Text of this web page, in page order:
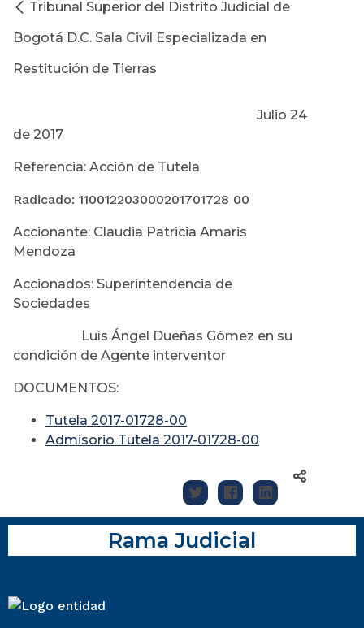
Tribunal Superior del Distrito Judicial de
Bogotá D.C. Sala Civil Especializada en
Restitución de Tierras
Julio 24
de 2017
Referencia: Acción de Tutela
Radicado: 110012203000201701728 00
Accionante: Claudia Patricia Amaris
Mendoza
Accionados: Superintendencia de
Sociedades
Luís Ángel Dueñas Gómez en su
condición de Agente interventor
DOCUMENTOS:
Tutela 2017-01728-00
Admisorio Tutela 2017-01728-00
Rama Judicial